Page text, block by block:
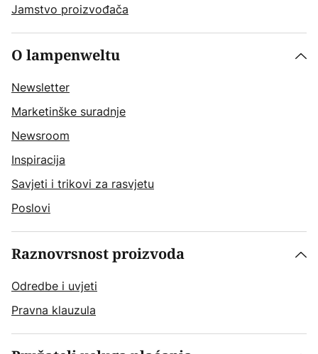
Jamstvo proizvođača
O lampenweltu
Newsletter
Marketinške suradnje
Newsroom
Inspiracija
Savjeti i trikovi za rasvjetu
Poslovi
Raznovrsnost proizvoda
Odredbe i uvjeti
Pravna klauzula